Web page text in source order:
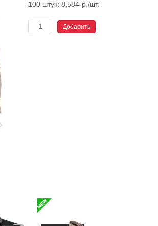
100 штук: 8,584 р./шт.